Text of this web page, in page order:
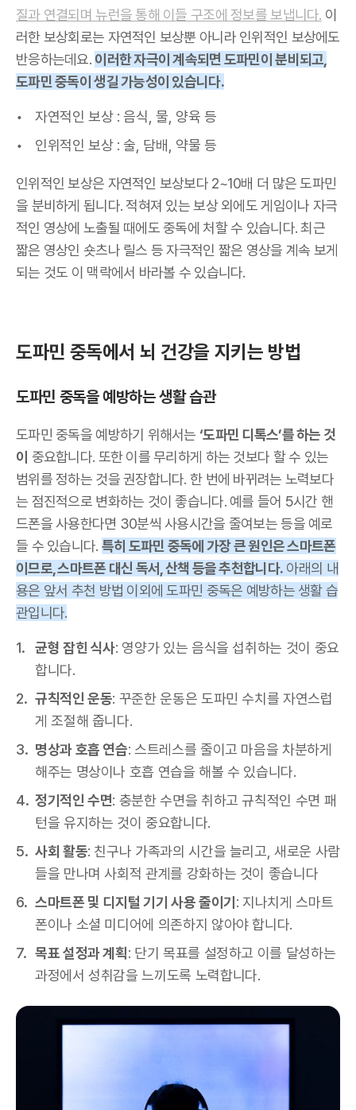
질과 연결되며 뉴런을 통해 이들 구조에 정보를 보냅니다. 이
러한 보상회로는 자연적인 보상뿐 아니라 인위적인 보상에도
반응하는데요. 이러한 자극이 계속되면 도파민이 분비되고,
도파민 중독이 생길 가능성이 있습니다.
자연적인 보상 : 음식, 물, 양육 등
인위적인 보상 : 술, 담배, 약물 등
인위적인 보상은 자연적인 보상보다 2~10배 더 많은 도파민
을 분비하게 됩니다. 적혀져 있는 보상 외에도 게임이나 자극
적인 영상에 노출될 때에도 중독에 처할 수 있습니다. 최근
짧은 영상인 숏츠나 릴스 등 자극적인 짧은 영상을 계속 보게
되는 것도 이 맥락에서 바라볼 수 있습니다.
도파민 중독에서 뇌 건강을 지키는 방법
도파민 중독을 예방하는 생활 습관
도파민 중독을 예방하기 위해서는 ‘도파민 디톡스’를 하는 것
이 중요합니다. 또한 이를 무리하게 하는 것보다 할 수 있는
범위를 정하는 것을 권장합니다. 한 번에 바뀌려는 노력보다
는 점진적으로 변화하는 것이 좋습니다. 예를 들어 5시간 핸
드폰을 사용한다면 30분씩 사용시간을 줄여보는 등을 예로
들 수 있습니다. 특히 도파민 중독에 가장 큰 원인은 스마트폰
이므로, 스마트폰 대신 독서, 산책 등을 추천합니다. 아래의 내
용은 앞서 추천 방법 이외에 도파민 중독은 예방하는 생활 습
관입니다.
균형 잡힌 식사: 영양가 있는 음식을 섭취하는 것이 중요
합니다.
규칙적인 운동: 꾸준한 운동은 도파민 수치를 자연스럽
게 조절해 줍니다.
명상과 호흡 연습: 스트레스를 줄이고 마음을 차분하게
해주는 명상이나 호흡 연습을 해볼 수 있습니다.
정기적인 수면: 충분한 수면을 취하고 규칙적인 수면 패
턴을 유지하는 것이 중요합니다.
사회 활동: 친구나 가족과의 시간을 늘리고, 새로운 사람
들을 만나며 사회적 관계를 강화하는 것이 좋습니다
스마트폰 및 디지털 기기 사용 줄이기 : 지나치게 스마트
폰이나 소셜 미디어에 의존하지 않아야 합니다.
목표 설정과 계획: 단기 목표를 설정하고 이를 달성하는
과정에서 성취감을 느끼도록 노력합니다.